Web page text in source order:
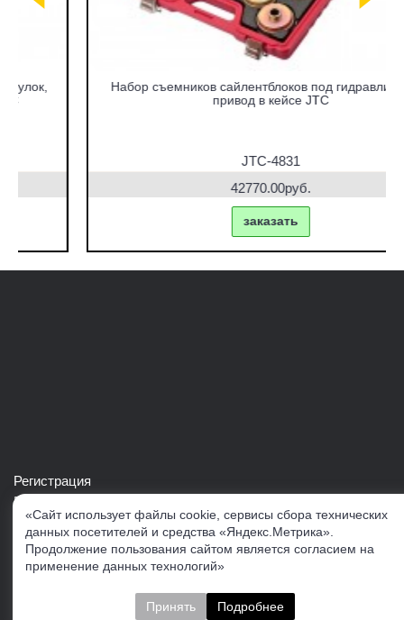
Набор съемников сайлентблоков под гидравлический
привод в кейсе JTC
42770.00руб.
Регистрация
Войти в свой аккаунт
Скачать каталог продукции VERTUL
Следите за нами
«Сайт использует файлы cookie, сервисы сбора технических
данных посетителей и средства «Яндекс.Метрика».
Продолжение пользования сайтом является согласием на
применение данных технологий»
Принять Подробнее